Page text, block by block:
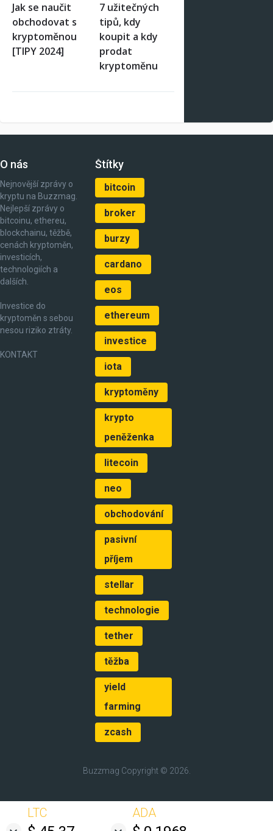
Jak se naučit
obchodovat s
kryptoměnou
[TIPY 2024]
7 užitečných
tipů, kdy
koupit a kdy
prodat
kryptoměnu
O nás
Nejnovější zprávy o
kryptu na Buzzmag.
Nejlepší zprávy o
bitcoinu, ethereu,
blockchainu, těžbě,
cenách kryptoměn,
investicích,
technologiích a
dalších.
Investice do
kryptoměn s sebou
nesou riziko ztráty.
KONTAKT
Štítky
bitcoin
broker
burzy
cardano
eos
ethereum
investice
iota
kryptoměny
krypto
peněženka
litecoin
neo
obchodování
pasivní
příjem
stellar
technologie
tether
těžba
yield
farming
zcash
Buzzmag Copyright © 2026.
LTC ADA